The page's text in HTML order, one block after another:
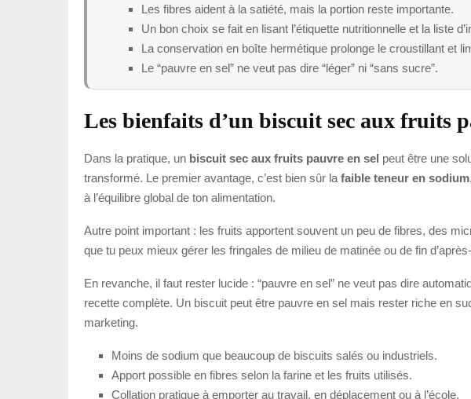
Les fibres aident à la satiété, mais la portion reste importante.
Un bon choix se fait en lisant l’étiquette nutritionnelle et la liste
La conservation en boîte hermétique prolonge le croustillant et
Le “pauvre en sel” ne veut pas dire “léger” ni “sans sucre”.
Les bienfaits d’un biscuit sec aux fruits
Dans la pratique, un biscuit sec aux fruits pauvre en sel peut être une
transformé. Le premier avantage, c’est bien sûr la faible teneur en sodium
à l’équilibre global de ton alimentation.
Autre point important : les fruits apportent souvent un peu de fibres, des
que tu peux mieux gérer les fringales de milieu de matinée ou de fin
En revanche, il faut rester lucide : “pauvre en sel” ne veut pas dire
recette complète. Un biscuit peut être pauvre en sel mais rester riche en
marketing.
Moins de sodium que beaucoup de biscuits salés ou industriels.
Apport possible en fibres selon la farine et les fruits utilisés.
Collation pratique à emporter au travail, en déplacement ou à l’école.